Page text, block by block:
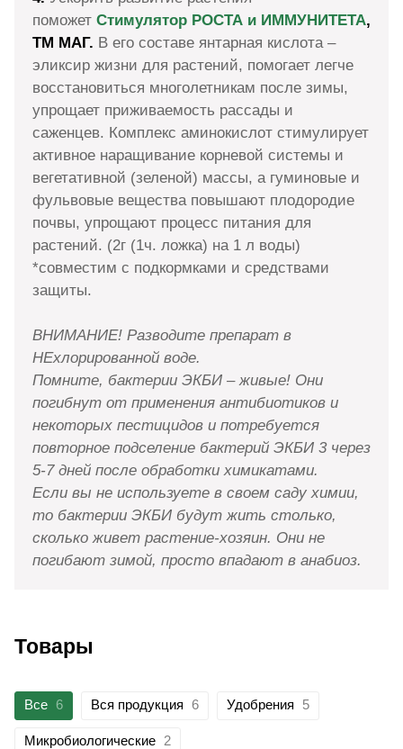
поможет Стимулятор РОСТА и ИММУНИТЕТА,
ТМ МАГ. В его составе янтарная кислота –
эликсир жизни для растений, помогает легче
восстановиться многолетникам после зимы,
упрощает приживаемость рассады и
саженцев. Комплекс аминокислот стимулирует
активное наращивание корневой системы и
вегетативной (зеленой) массы, а гуминовые и
фульвовые вещества повышают плодородие
почвы, упрощают процесс питания для
растений. (2г (1ч. ложка) на 1 л воды)
*совместим с подкормками и средствами
защиты.
ВНИМАНИЕ! Разводите препарат в
НЕхлорированной воде.
Помните, бактерии ЭКБИ – живые! Они
погибнут от применения антибиотиков и
некоторых пестицидов и потребуется
повторное подселение бактерий ЭКБИ 3 через
5-7 дней после обработки химикатами.
Если вы не используете в своем саду химии,
то бактерии ЭКБИ будут жить столько,
сколько живет растение-хозяин. Они не
погибают зимой, просто впадают в анабиоз.
Товары
Все 6 Вся продукция 6 Удобрения 5
Микробиологические 2